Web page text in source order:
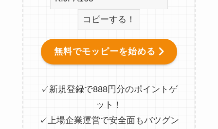
コピーする！
無料でモッピーを始める
✓新規登録で888円分のポイントゲ
ット！
✓上場企業運営で安全面もバツグン